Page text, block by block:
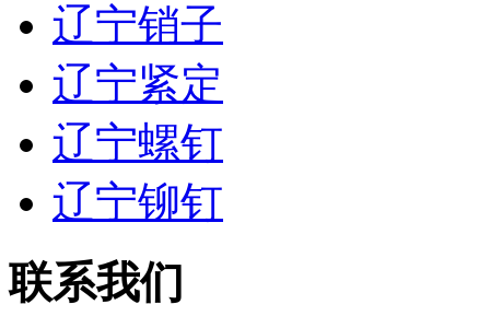
辽宁销子
辽宁紧定
辽宁螺钉
辽宁铆钉
联系我们